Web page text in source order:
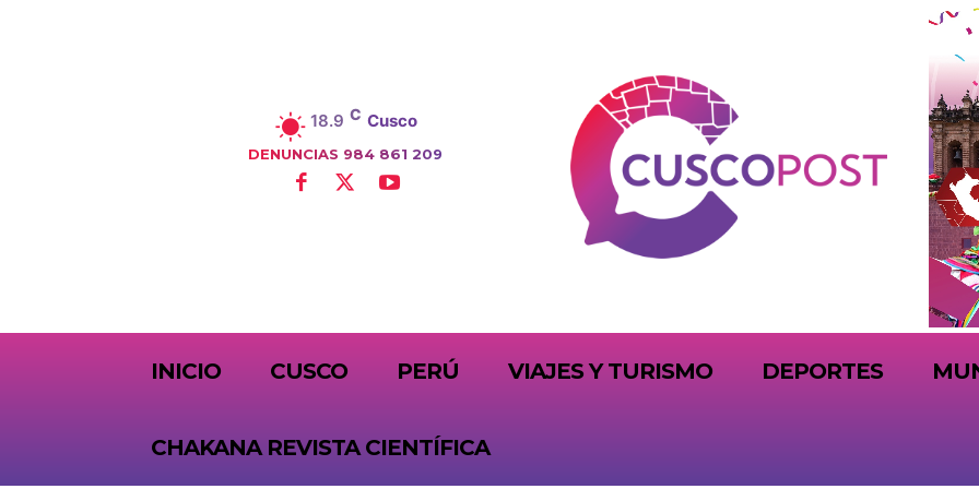
18.9 C Cusco
DENUNCIAS 984 861 209
INICIO CUSCO PERÚ VIAJES Y TURISMO DEPORTES
CHAKANA REVISTA CIENTÍFICA